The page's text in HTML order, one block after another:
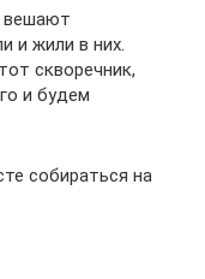
вешают
и жили в них.
скворечник,
и будем
собираться на